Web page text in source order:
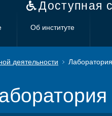
Доступная
Об институте
деятельности